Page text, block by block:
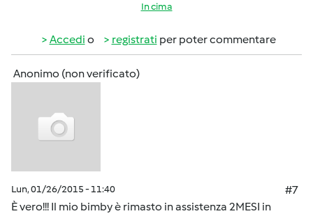
In cima
Accedi o registrati per poter commentare
Anonimo (non verificato)
Lun, 01/26/2015 - 11:40
#7
È vero!!! Il mio bimby è rimasto in assistenza 2MESI in